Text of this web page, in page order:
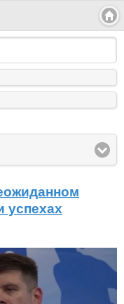
успехах